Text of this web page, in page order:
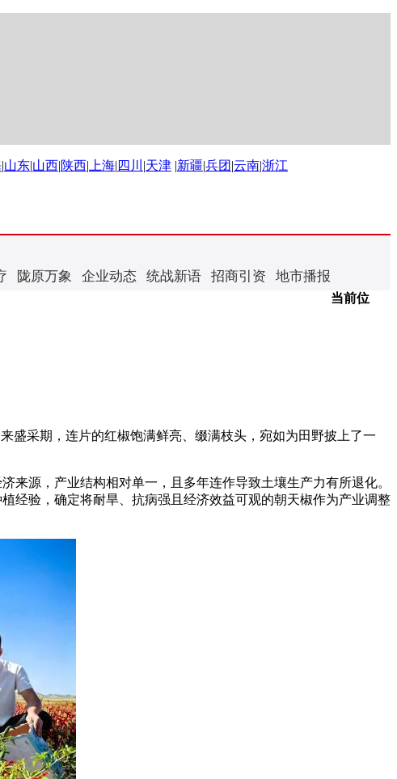
|山东|山西|陕西| 上海| 四川 |天津 |新疆|兵团 |云南|浙江
陇原万象 企业动态 统战新语 招商引资 地市播报
当前位
采期，连片的红椒饱满鲜亮、缀满枝头，宛如为田野披上了一
源，产业结构相对单一，且多年连作导致土壤生产力有所退化。
经验，确定将耐旱、抗病强且经济效益可观的朝天椒作为产业调整